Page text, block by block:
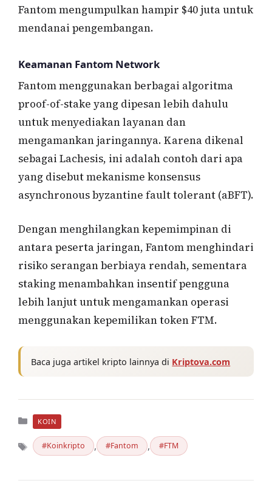
Fantom mengumpulkan hampir $40 juta untuk
mendanai pengembangan.
Keamanan Fantom Network
Fantom menggunakan berbagai algoritma
proof-of-stake yang dipesan lebih dahulu
untuk menyediakan layanan dan
mengamankan jaringannya. Karena dikenal
sebagai Lachesis, ini adalah contoh dari apa
yang disebut mekanisme konsensus
asynchronous byzantine fault tolerant (aBFT).
Dengan menghilangkan kepemimpinan di
antara peserta jaringan, Fantom menghindari
risiko serangan berbiaya rendah, sementara
staking menambahkan insentif pengguna
lebih lanjut untuk mengamankan operasi
menggunakan kepemilikan token FTM.
Baca juga artikel kripto lainnya di Kriptova.com
Kategori
KOIN
Tag Koinkripto , Fantom , FTM